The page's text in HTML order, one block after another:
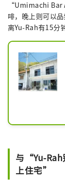
“Umimachi Bar
啡，晚上则可以
离Yu-Rah有15分
与“Yu-
上住宅”